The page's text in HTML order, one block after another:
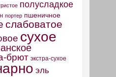
полусладкое
портер пшеничное
слабоватое
сухое
брют экстра-сухое
эль